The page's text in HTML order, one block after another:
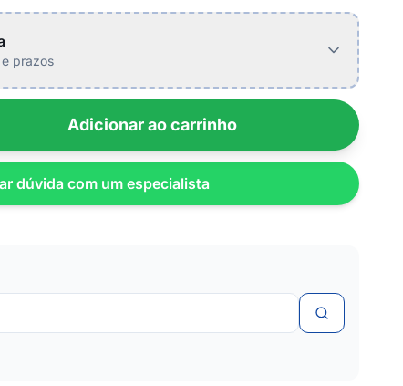
prazos
Adicionar ao carrinho
dúvida com um especialista